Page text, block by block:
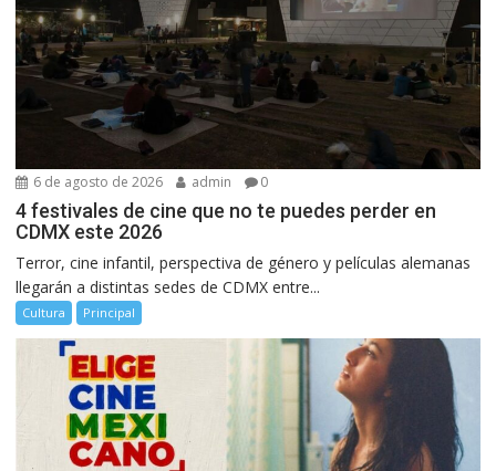
6 de agosto de 2026 admin 0
4 festivales de cine que no te puedes perder en
CDMX este 2026
Terror, cine infantil, perspectiva de género y películas alemanas
llegarán a distintas sedes de CDMX entre...
Cultura Principal